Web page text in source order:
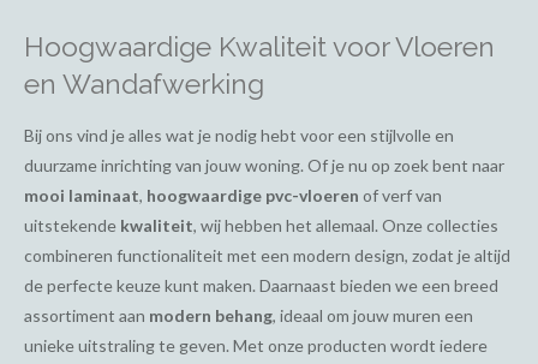
Hoogwaardige Kwaliteit voor Vloeren
en Wandafwerking
Bij ons vind je alles wat je nodig hebt voor een stijlvolle en
duurzame inrichting van jouw woning. Of je nu op zoek bent naar
mooi laminaat, hoogwaardige pvc-vloeren of verf van
uitstekende kwaliteit, wij hebben het allemaal. Onze collecties
combineren functionaliteit met een modern design, zodat je altijd
de perfecte keuze kunt maken. Daarnaast bieden we een breed
assortiment aan modern behang, ideaal om jouw muren een
unieke uitstraling te geven. Met onze producten wordt iedere